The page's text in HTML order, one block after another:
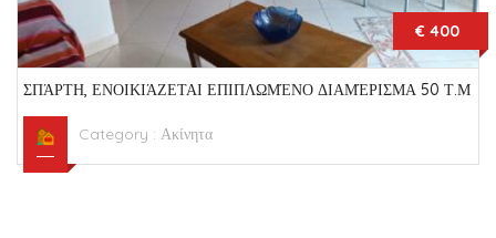
€ 400
ΣΠΆΡΤΗ, ΕΝΟΙΚΙΆΖΕΤΑΙ ΕΠΙΠΛΩΜΈΝΟ ΔΙΑΜΈΡΙΣΜΑ 50 Τ.Μ
Category : Ακίνητα